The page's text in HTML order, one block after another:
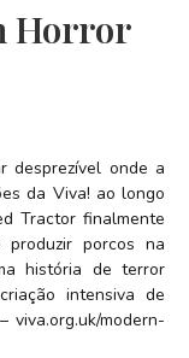
Horror
desprezível onde a
da Viva! ao longo
Tractor finalmente
porcos na
história de terror
intensiva de
modern-